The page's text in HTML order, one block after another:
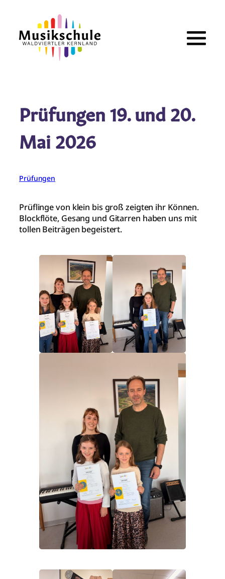
springen
Prüfungen 19. und 20.
Mai 2026
Prüfungen
Prüflinge von klein bis groß zeigten ihr Können.
Blockflöte, Gesang und Gitarren haben uns mit
tollen Beiträgen begeistert.